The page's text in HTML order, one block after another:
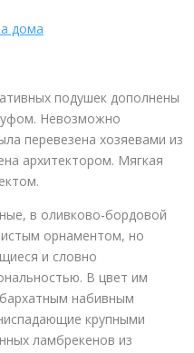
дома
подушек дополнены
Невозможно
перевезена хозяевами из
архитектором. Мягкая
в оливково-бордовой
орнаментом, но
и словно
В цвет им
набивным
крупными
ламбрекенов из